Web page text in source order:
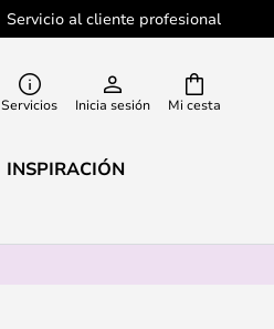
Servicio al cliente profesional
Mi cesta
Servicios Inicia sesión
INSPIRACIÓN